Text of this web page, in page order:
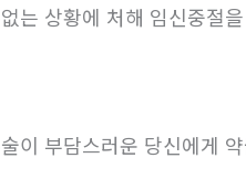
는 상황에 처해 임신중절
이 부담스러운 당신에게